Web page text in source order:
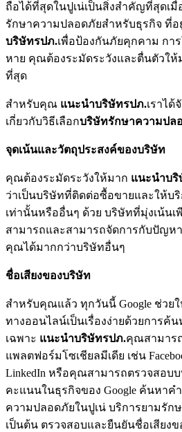
ถือได้ที่สุดในปูเน่เป็นสิ่งสำคัญที่สุดเ
รักษาความปลอดภัยสำหรับธุรกิจ ที่อ
บริษัทรปภ.เพื่อป้องกันภัยคุกคาม กา
หาย คุณต้องระมัดระวังและตื่นตัวใ
ที่สุด
สำหรับคุณ แนะนำบริษัทรปภ.เราได้
เกี่ยวกับวิธีเลือกบริษัทรักษาความปล
จุดเน้นและวัตถุประสงค์ของบริษัท
คุณต้องระมัดระวังให้มาก แนะนำบ
ว่าเป็นบริษัทที่ติดต่อซื้อขายและให้บ
เท่านั้นหรืออื่นๆ ด้วย บริษัทที่มุ่งเน้นเ
สามารถและสามารถจัดการกับปัญห
คุณได้มากกว่าบริษัทอื่นๆ
ชื่อเสียงของบริษัท
สำหรับคุณแล้ว ทุกวันนี้ Google ช่วย
ทางออนไลน์เป็นเรื่องง่ายด้วยการค้
เฉพาะ แนะนำบริษัทรปภ.คุณสามาร
แพลตฟอร์มโซเชียลมีเดีย เช่น
LinkedIn หรือคุณสามารถตรวจสอบ
คะแนนในธุรกิจของ Google ค้นหาค
ความปลอดภัยในปูเน่ บริการยามรัก
เป็นต้น ตรวจสอบและยืนยันชื่อเสียง